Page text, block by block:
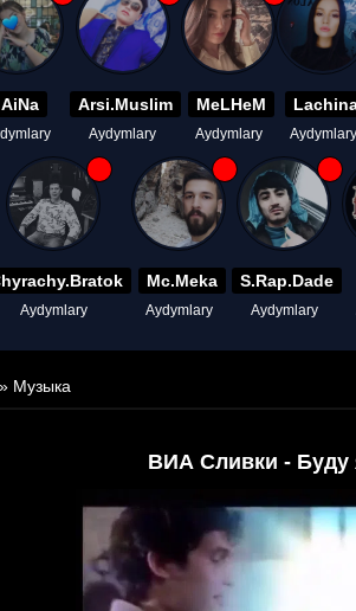
AiNa Arsi.Muslim
Aydymlary
MeLHeM
Aydymlary Aydymlary
Aydymlary
Mc.Meka
Aydymlary
S.Rap.Dade
Aydymlary
» Музыка
ВИА Сливки - Буду